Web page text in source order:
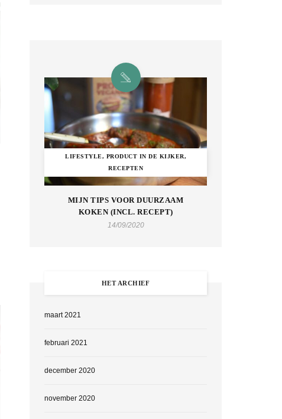
LIFESTYLE, PRODUCT IN DE KIJKER,
RECEPTEN
MIJN TIPS VOOR DUURZAAM
KOKEN (INCL. RECEPT)
14/09/2020
HET ARCHIEF
maart 2021
februari 2021
december 2020
november 2020